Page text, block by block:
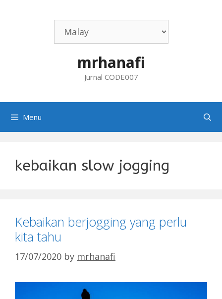
mrhanafi
Jurnal CODE007
Menu
kebaikan slow jogging
Kebaikan berjogging yang perlu
kita tahu
17/07/2020 by mrhanafi